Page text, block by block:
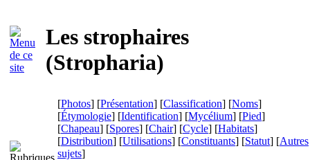
Les strophaires
(Stropharia)
[Photos] [Présentation] [Classification] [Noms]
[Étymologie] [Identification] [Mycélium] [Pied]
[Chapeau] [Spores] [Chair] [Cycle] [Habitats]
[Distribution] [Utilisations] [Constituants] [Statut] [Autres
sujets]